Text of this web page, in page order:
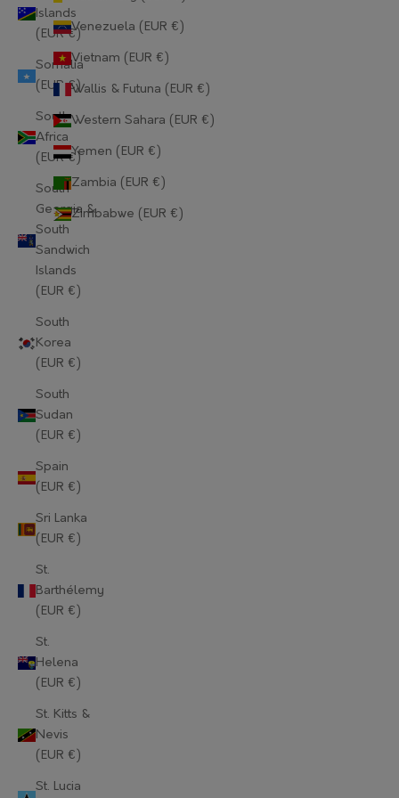
Islands
(EUR €)
Somalia
(EUR €)
South
Africa
(EUR €)
South
Georgia &
South
Sandwich
Islands
(EUR €)
South
Korea
(EUR €)
South
Sudan
(EUR €)
Spain
(EUR €)
Sri Lanka
(EUR €)
St.
Barthélemy
(EUR €)
St.
Helena
(EUR €)
St. Kitts &
Nevis
(EUR €)
St. Lucia
Venezuela (EUR €)
Vietnam (EUR €)
Wallis & Futuna (EUR €)
Western Sahara (EUR €)
Yemen (EUR €)
Zambia (EUR €)
Zimbabwe (EUR €)
Lithuania (EUR €)
Luxembourg (EUR €)
Macao SAR (EUR €)
Madagascar (EUR €)
Malawi (EUR €)
Malaysia (EUR €)
Maldives (EUR €)
Mali (EUR €)
Martinique (EUR €)
Mauritius (EUR €)
Moldova (EUR €)
Monaco (EUR €)
Montenegro (EUR €)
Morocco (EUR €)
Mozambique (EUR €)
Myanmar (Burma) (EUR €)
Namibia (EUR €)